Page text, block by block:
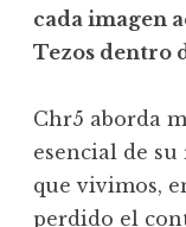
cada imagen
Tezos dentro
Chr5 aborda
esencial de
que vivimos,
perdido el